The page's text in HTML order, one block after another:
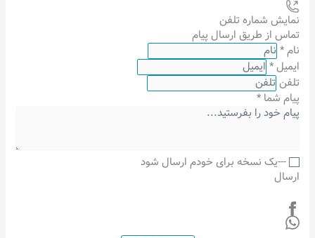
نمایش شماره تلفن
تماس از طریق ارسال پیام
نام*
ایمیل*
تلفن
پیام شما*
---یک نسخه برای خودم ارسال شود
ارسال